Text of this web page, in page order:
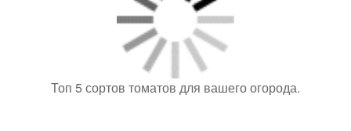
Топ 5 сортов томатов для вашего огорода.